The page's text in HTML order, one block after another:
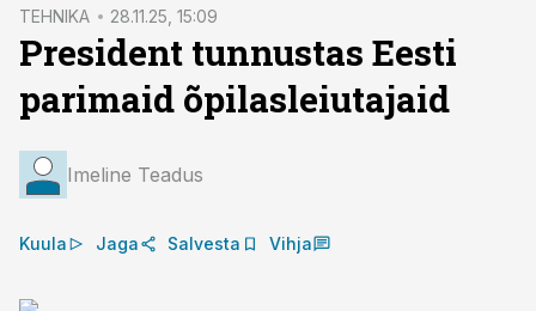
TEHNIKA 28.11.25, 15:09
President tunnustas Eesti
parimaid õpilasleiutajaid
Imeline Teadus
Kuula Jaga Salvesta Vihja